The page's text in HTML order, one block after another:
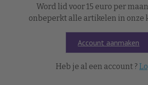
Word lid voor 15 euro per
onbeperkt alle artikelen in onze
Account aanmaken
Heb je al een account ?